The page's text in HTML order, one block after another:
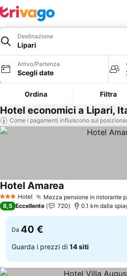
Destinazione
Lipari
Arrivo/Partenza
Scegli date
Ordina Filtra
Hotel economici a Lipari,
Come i pagamenti influiscono sul
3 StelleHotel Mezza pensione in ristorante
Hotel Amarea
8,5 Eccellente 720 0.1 km dalla
Da 40 €
Guarda i prezzi di 14 siti